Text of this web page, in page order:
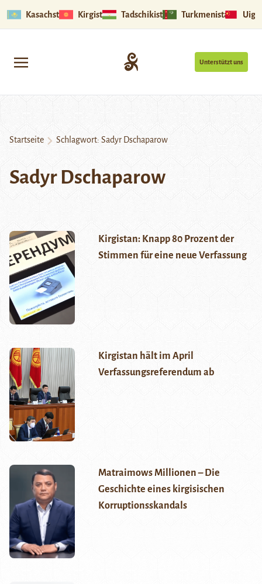
Kasachstan Kirgistan Tadschikistan Turkmenistan
Unterstützt uns
Startseite Schlagwort: Sadyr Dschaparow
Sadyr Dschaparow
Kirgistan: Knapp 80 Prozent der
Stimmen für eine neue Verfassung
Kirgistan hält im April
Verfassungsreferendum ab
Matraimows Millionen – Die
Geschichte eines kirgisischen
Korruptionsskandals